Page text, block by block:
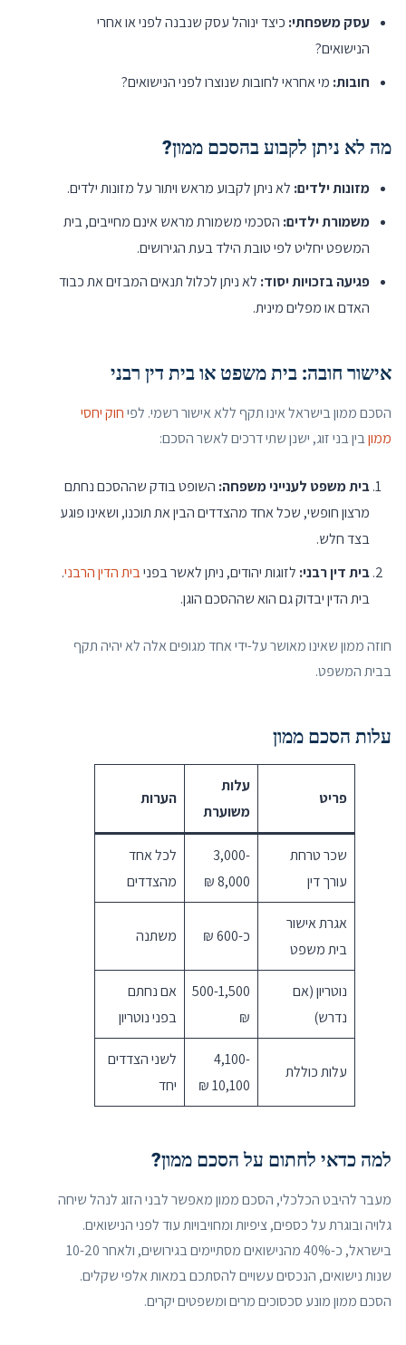
עסק משפחתי: כיצד ינוהל עסק שנבנה לפני או אחרי
הנישואים?
חובות: מי אחראי לחובות שנוצרו לפני הנישואים?
מה לא ניתן לקבוע בהסכם ממון?
מזונות ילדים: לא ניתן לקבוע מראש ויתור על מזונות ילדים.
משמורת ילדים: הסכמי משמורת מראש אינם מחייבים, בית
המשפט יחליט לפי טובת הילד בעת הגירושים.
פגיעה בזכויות יסוד: לא ניתן לכלול תנאים המבזים את כבוד
האדם או מפלים מינית.
אישור חובה: בית משפט או בית דין רבני
הסכם ממון בישראל אינו תקף ללא אישור רשמי. לפיחוק יחסי
ממוןבין בני זוג, ישנן שתי דרכים לאשר הסכם:
בית משפט לענייני משפחה: השופט בודק שההסכם נחתם
מרצון חופשי, שכל אחד מהצדדים הבין את תוכנו, ושאינו פוגע
בצד חלש.
בית דין רבני: לזוגות יהודים, ניתן לאשר בפניבית הדין הרבני.
בית הדין יבדוק גם הוא שההסכם הוגן.
חוזה ממון שאינו מאושר על-ידי אחד מגופים אלה לא יהיה תקף
בבית המשפט.
עלות הסכם ממון
פריט
עלות
משוערת
הערות
שכר טרחת
עורך דין
3,000-
8,000 ₪
לכל אחד
מהצדדים
אגרת אישור
בית משפט
כ-600 ₪ משתנה
נוטריון (אם
נדרש)
500-1,500
₪
אם נחתם
בפני נוטריון
עלות כוללת
4,100-
10,100 ₪
לשני הצדדים
יחד
למה כדאי לחתום על הסכם ממון?
מעבר להיבט הכלכלי, הסכם ממון מאפשר לבני הזוג לנהל שיחה
גלויה ובוגרת על כספים, ציפיות ומחויבויות עוד לפני הנישואים.
בישראל, כ-40% מהנישואים מסתיימים בגירושים, ולאחר 10-20
שנות נישואים, הנכסים עשויים להסתכם במאות אלפי שקלים.
הסכם ממון מונע סכסוכים מרים ומשפטים יקרים.